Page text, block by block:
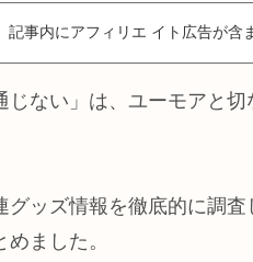
記事内にアフィリエ イト広告が含
じない」は、ユーモアと
ッズ情報を徹底的に調
ました。